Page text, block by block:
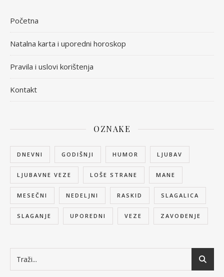
Početna
Natalna karta i uporedni horoskop
Pravila i uslovi korištenja
Kontakt
OZNAKE
DNEVNI GODIŠNJI HUMOR LJUBAV
LJUBAVNE VEZE LOŠE STRANE MANE
MESEČNI NEDELJNI RASKID SLAGALICA
SLAGANJE UPOREDNI VEZE ZAVOĐENJE